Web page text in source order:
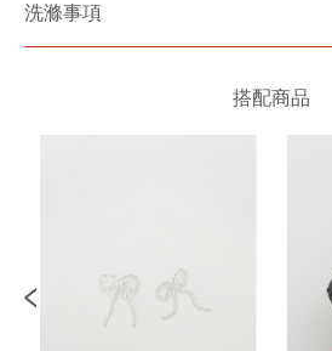
洗滌事項
搭配商品